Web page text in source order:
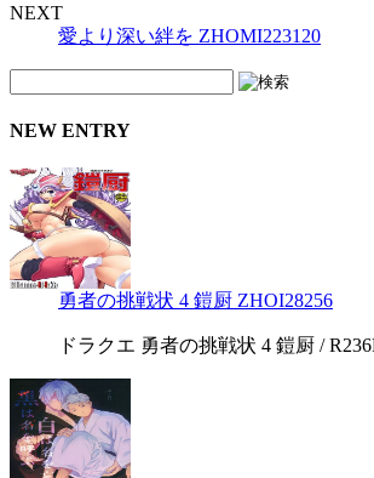
NEXT
愛より深い絆を ZHOMI223120
NEW ENTRY
勇者の挑戦状 4 鎧厨 ZHOI28256
ドラクエ 勇者の挑戦状 4 鎧厨 /